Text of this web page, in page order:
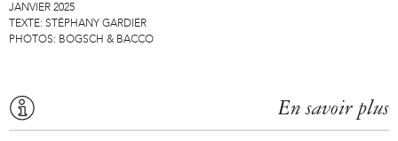
JANVIER 2025
TEXTE: STÉPHANY GARDIER
PHOTOS: BOGSCH & BACCO
En savoir plus